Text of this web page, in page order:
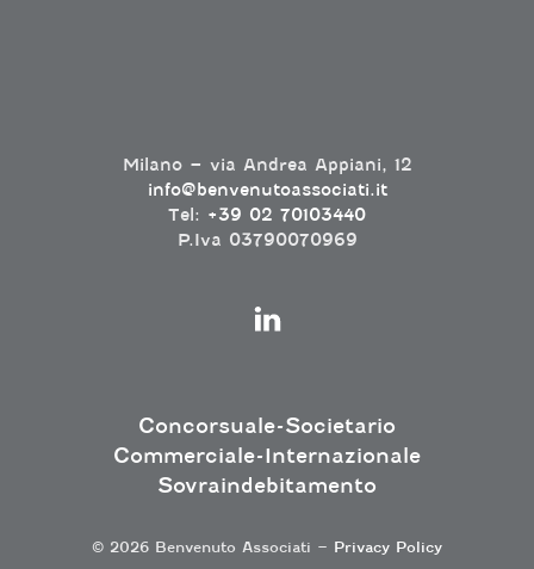
Milano – via Andrea Appiani, 12
info@benvenutoassociati.it
Tel: +39 02 70103440
P.Iva 03790070969
Concorsuale-Societario
Commerciale-Internazionale
Sovraindebitamento
© 2026 Benvenuto Associati – Privacy Policy